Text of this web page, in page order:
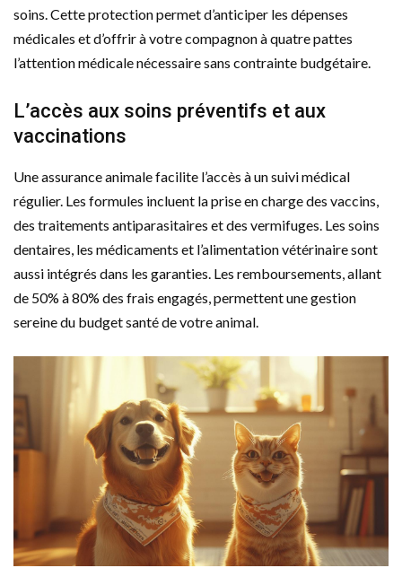
soins. Cette protection permet d’anticiper les dépenses
médicales et d’offrir à votre compagnon à quatre pattes
l’attention médicale nécessaire sans contrainte budgétaire.
L’accès aux soins préventifs et aux
vaccinations
Une assurance animale facilite l’accès à un suivi médical
régulier. Les formules incluent la prise en charge des vaccins,
des traitements antiparasitaires et des vermifuges. Les soins
dentaires, les médicaments et l’alimentation vétérinaire sont
aussi intégrés dans les garanties. Les remboursements, allant
de 50% à 80% des frais engagés, permettent une gestion
sereine du budget santé de votre animal.